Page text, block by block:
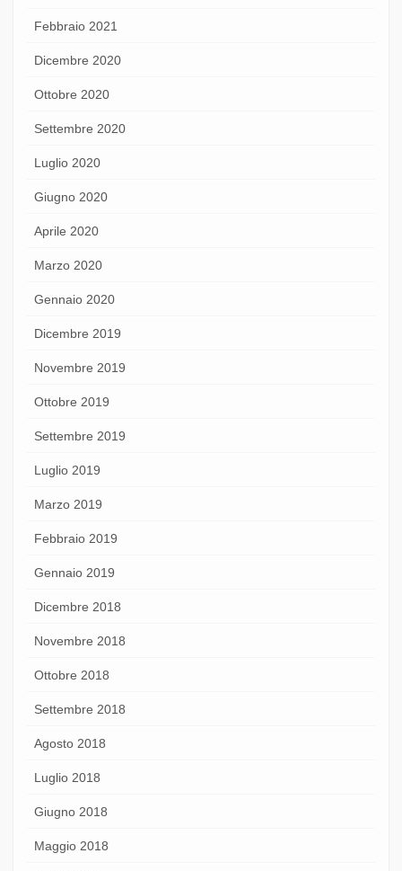
Febbraio 2021
Dicembre 2020
Ottobre 2020
Settembre 2020
Luglio 2020
Giugno 2020
Aprile 2020
Marzo 2020
Gennaio 2020
Dicembre 2019
Novembre 2019
Ottobre 2019
Settembre 2019
Luglio 2019
Marzo 2019
Febbraio 2019
Gennaio 2019
Dicembre 2018
Novembre 2018
Ottobre 2018
Settembre 2018
Agosto 2018
Luglio 2018
Giugno 2018
Maggio 2018